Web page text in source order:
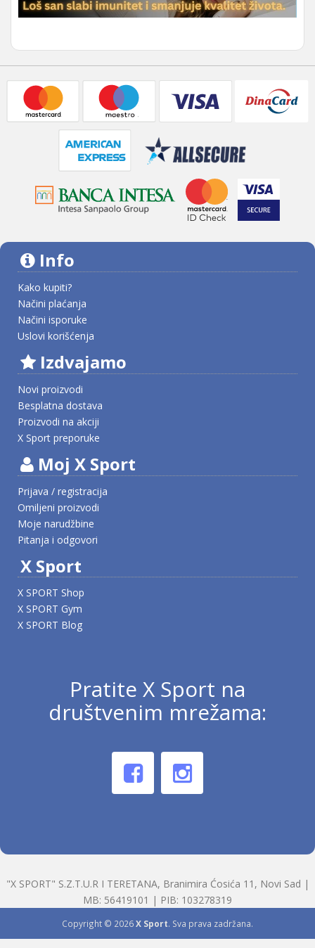
Info
Kako kupiti?
Načini plaćanja
Načini isporuke
Uslovi korišćenja
Izdvajamo
Novi proizvodi
Besplatna dostava
Proizvodi na akciji
X Sport preporuke
Moj X Sport
Prijava / registracija
Omiljeni proizvodi
Moje narudžbine
Pitanja i odgovori
X Sport
X SPORT Shop
X SPORT Gym
X SPORT Blog
Pratite X Sport na
društvenim mrežama:
"X SPORT" S.Z.T.U.R I TERETANA, Branimira Ćosića 11, Novi Sad |
MB: 56419101 | PIB: 103278319
Copyright © 2026X Sport. Sva prava zadržana.